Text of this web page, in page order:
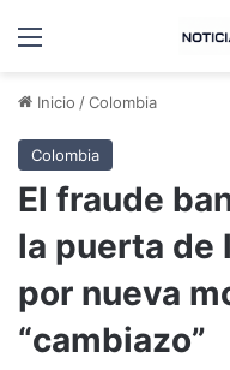
Menú
Inicio /Colombia
Colombia
El fraude
la puerta de
por nueva
“cambiazo”